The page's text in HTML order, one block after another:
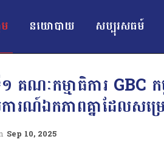
នយោបាយ សប្បុរសធម៍
ណៈកម្មាធិការ GBC ក
ារណ៍ឯកភាពគ្នាដែលសម្រ
Sep 10, 2025